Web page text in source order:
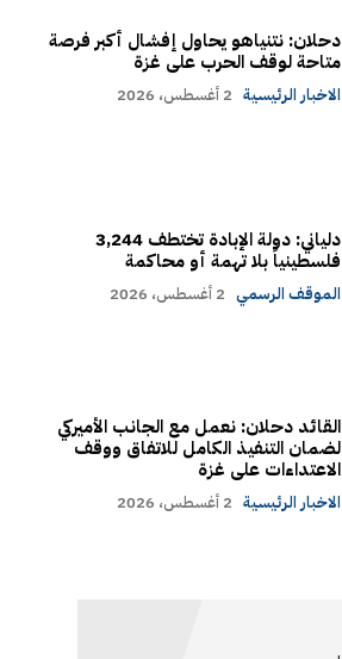
دحلان: نتنياهو يحاول إفشال أكبر فرصة
متاحة لوقف الحرب على غزة
الاخبار الرئيسية 2 أغسطس، 2026
دلياني: دولة الإبادة تختطف 3,244
فلسطينياً بلا تهمة أو محاكمة
الموقف الرسمي 2 أغسطس، 2026
القائد دحلان: نعمل مع الجانب الأميركي
لضمان التنفيذ الكامل للاتفاق ووقف
الاعتداءات على غزة
الاخبار الرئيسية 2 أغسطس، 2026